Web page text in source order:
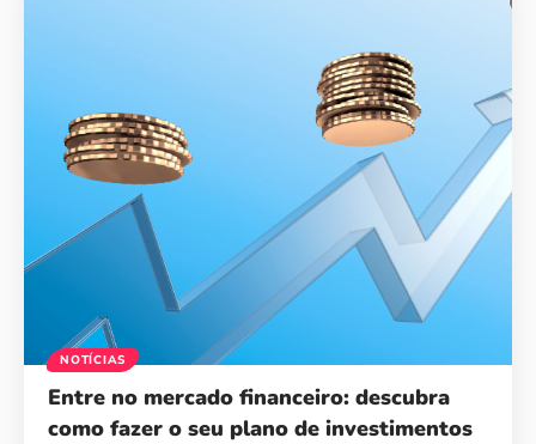
NOTÍCIAS
Entre no mercado financeiro: descubra
como fazer o seu plano de investimentos